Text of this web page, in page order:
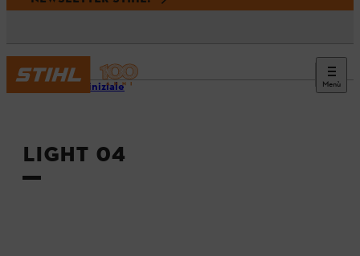
Menù
Pagina iniziale
LIGHT 04